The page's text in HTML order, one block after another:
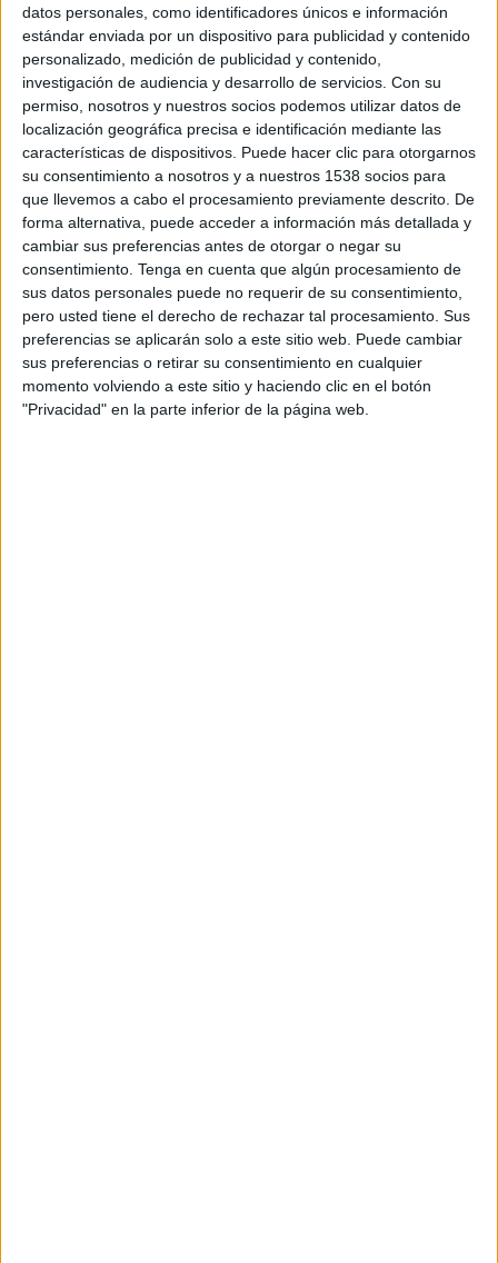
datos personales, como identificadores únicos e información
estándar enviada por un dispositivo para publicidad y contenido
personalizado, medición de publicidad y contenido,
investigación de audiencia y desarrollo de servicios. Con su
permiso, nosotros y nuestros socios podemos utilizar datos de
localización geográfica precisa e identificación mediante las
características de dispositivos. Puede hacer clic para otorgarnos
su consentimiento a nosotros y a nuestros 1538 socios para
que llevemos a cabo el procesamiento previamente descrito. De
forma alternativa, puede acceder a información más detallada y
cambiar sus preferencias antes de otorgar o negar su
consentimiento. Tenga en cuenta que algún procesamiento de
sus datos personales puede no requerir de su consentimiento,
pero usted tiene el derecho de rechazar tal procesamiento. Sus
preferencias se aplicarán solo a este sitio web. Puede cambiar
sus preferencias o retirar su consentimiento en cualquier
momento volviendo a este sitio y haciendo clic en el botón
"Privacidad" en la parte inferior de la página web.
comunicación en Grup DiR. ¿Qué te atrajo
del proyecto y de este momento concreto de
la compañía?
La solidez de la compañía. Grup DiR es una
empresa catalana que sigue innovando y
adaptándose a las nuevas tendencias del sector
fitness tras casi 50 años. Actualmente, la
compañía continúa apostando por la
actualización del negocio con la apertura de los
primeros clubs boutique de Barcelona: espacios
fitness que ofrecen una experiencia híbrida entre
un gimnasio convencional y la exclusividad de los
estudios boutique.
Tu perfil combina periodismo y
comunicación corporativa. Con más de 20